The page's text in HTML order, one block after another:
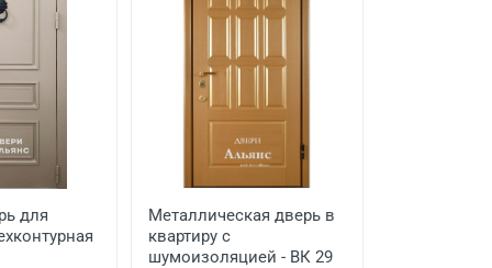
для
Металлическая дверь в
квартиру с
шумоизоляцией - ВК 29